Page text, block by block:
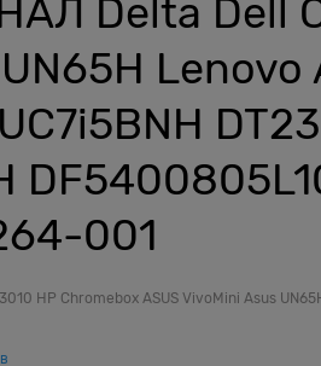
Delta Dell
001
HP Chromebox ASUS VivoMini Asus